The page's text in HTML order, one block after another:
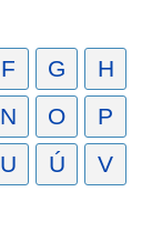
F G
H
N O
P
U Ú
V